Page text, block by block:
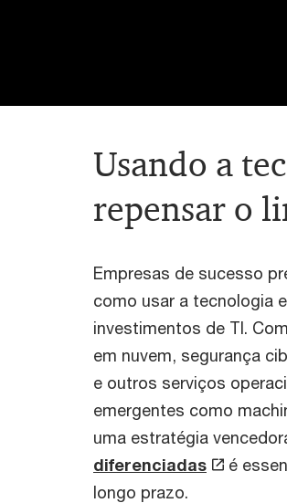
Usando a
repensar o
Empresas de sucesso
como usar a tecnologia
investimentos de TI.
em nuvem, segurança
e outros serviços
emergentes como
uma estratégia
diferenciadas
é
longo prazo.